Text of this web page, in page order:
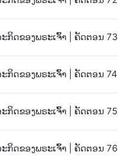
ກິດຂອງພຣະເຈົ້າ | ຄັດຕອນ 73
ກິດຂອງພຣະເຈົ້າ | ຄັດຕອນ 74
ກິດຂອງພຣະເຈົ້າ | ຄັດຕອນ 75
ກິດຂອງພຣະເຈົ້າ | ຄັດຕອນ 76